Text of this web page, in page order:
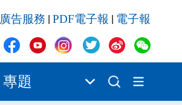
廣告服務 PDF電子報 電子報
專題